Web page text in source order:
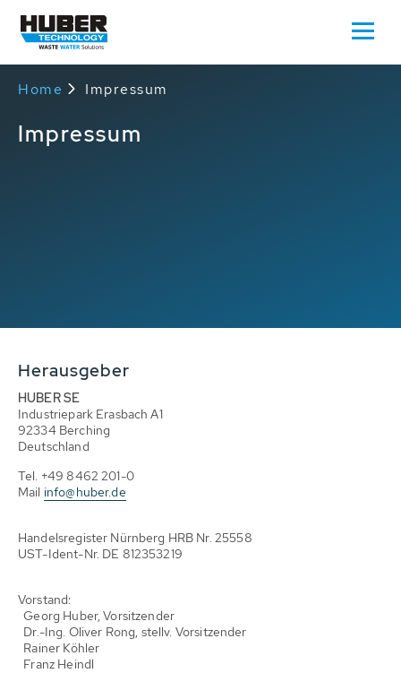
Home Impressum
Impressum
Herausgeber
HUBER SE
Industriepark Erasbach A1
92334 Berching
Deutschland
Tel. +49 8462 201-0
Mail info@huber.de
Handelsregister Nürnberg HRB Nr. 25558
UST-Ident-Nr. DE 812353219
Vorstand:
Georg Huber, Vorsitzender
Dr.-Ing. Oliver Rong, stellv. Vorsitzender
Rainer Köhler
Franz Heindl